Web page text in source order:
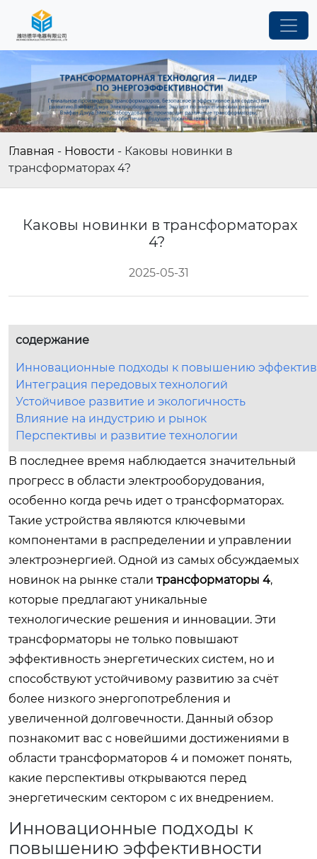
Главная - Новости - Каковы новинки в
трансформаторах 4?
Каковы новинки в трансформаторах
4?
2025-05-31
содержание
Инновационные подходы к повышению
Интеграция передовых технологий
Устойчивое развитие и экологичность
Влияние на индустрию и рынок
Перспективы и развитие технологии
В последнее время наблюдается значительный
прогресс в области электрооборудования,
особенно когда речь идет о трансформаторах.
Такие устройства являются ключевыми
компонентами в распределении и управлении
электроэнергией. Одной из самых обсуждаемых
новинок на рынке стали трансформаторы 4,
которые предлагают уникальные
технологические решения и инновации. Эти
трансформаторы не только повышают
эффективность энергетических систем, но и
способствуют устойчивому развитию за счёт
более низкого энергопотребления и
увеличенной долговечности. Данный обзор
познакомит вас с новейшими достижениями в
области трансформаторов 4 и поможет понять,
какие перспективы открываются перед
энергетическим сектором с их внедрением.
Инновационные подходы к
повышению эффективности